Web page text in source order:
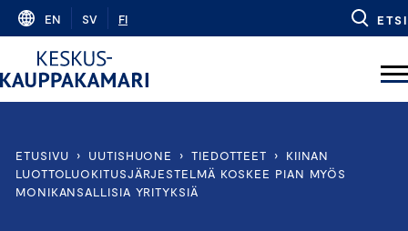
Skip
content
EN SV FI ETSI
ETUSIVU › UUTISHUONE › TIEDOTTEET ›
KIINAN
LUOTTOLUOKITUSJÄRJESTELMÄ KOSKEE PIAN MYÖS
MONIKANSALLISIA YRITYKSIÄ